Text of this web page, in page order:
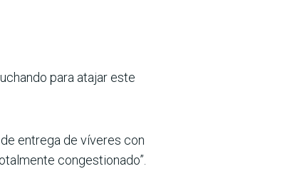
para atajar este
entrega de víveres con
congestionado”.